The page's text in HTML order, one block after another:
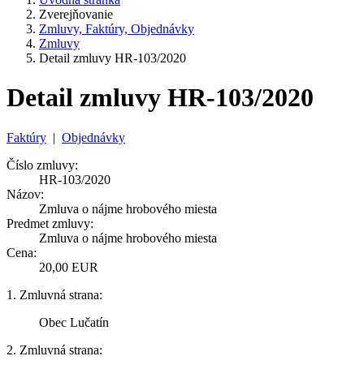
Zverejňovanie
Zmluvy, Faktúry, Objednávky
Zmluvy
Detail zmluvy HR-103/2020
Detail zmluvy HR-103/2020
Faktúry | Objednávky
Číslo zmluvy:
HR-103/2020
Názov:
Zmluva o nájme hrobového miesta
Predmet zmluvy:
Zmluva o nájme hrobového miesta
Cena:
20,00 EUR
1. Zmluvná strana:
Obec Lučatín
2. Zmluvná strana: